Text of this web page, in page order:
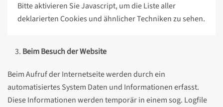
Bitte aktivieren Sie Javascript, um die Liste aller
deklarierten Cookies und ähnlicher Techniken zu sehen.
Beim Besuch der Website
Beim Aufruf der Internetseite werden durch ein
automatisiertes System Daten und Informationen erfasst.
Diese Informationen werden temporär in einem sog. Logfile